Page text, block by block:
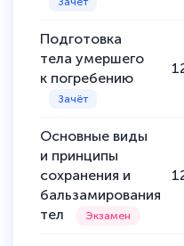
Подготовка
тела умершего
к погребению
Основные виды
и принципы
сохранения и
бальзамирования
тел